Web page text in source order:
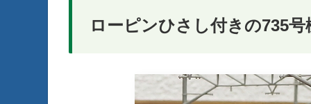
ローピンひさし付きの735号